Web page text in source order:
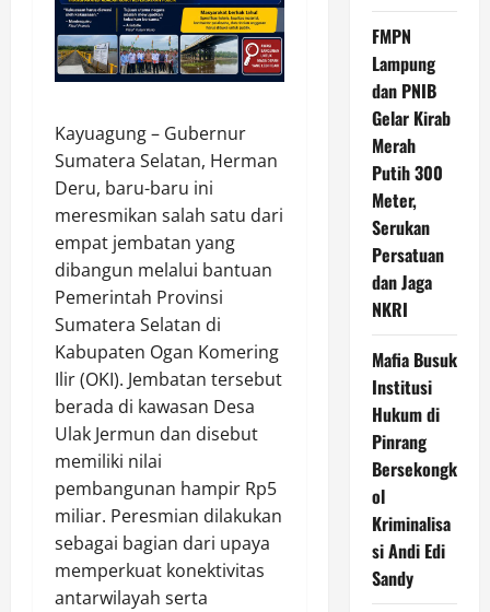
Kayuagung – Gubernur
Sumatera Selatan, Herman
Deru, baru-baru ini
meresmikan salah satu dari
empat jembatan yang
dibangun melalui bantuan
Pemerintah Provinsi
Sumatera Selatan di
Kabupaten Ogan Komering
Ilir (OKI). Jembatan tersebut
berada di kawasan Desa
Ulak Jermun dan disebut
memiliki nilai
pembangunan hampir Rp5
miliar. Peresmian dilakukan
sebagai bagian dari upaya
memperkuat konektivitas
antarwilayah serta
FMPN
Lampung
dan PNIB
Gelar Kirab
Merah
Putih 300
Meter,
Serukan
Persatuan
dan Jaga
NKRI
Mafia Busuk
Institusi
Hukum di
Pinrang
Bersekongk
ol
Kriminalisa
si Andi Edi
Sandy